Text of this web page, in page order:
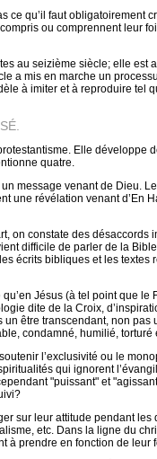
ce qu’il faut obligatoirement
ou comprennent leur
au seizième siècle; elle est
a mis en marche un
à imiter et à reproduire tel
Elle développe
quatre.
message venant de Dieu.
une révélation venant d’En
on constate des désaccords
difficile de parler de la
écrits bibliques et les textes
Jésus (à tel point que le
dite de la Croix,
être transcendant, non pas
condamné, humilié, torturé
l’exclusivité ou le
qui ignorent
"puissant" et
sur leur attitude pendant
etc. Dans la ligne du
à prendre en fonction de leur